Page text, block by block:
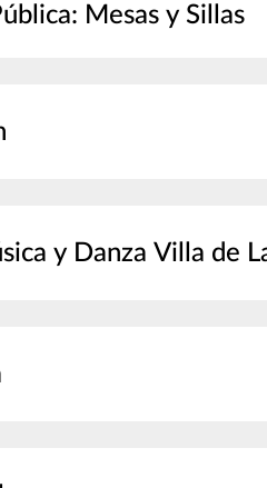
Mesas y Sillas
y Danza Villa de